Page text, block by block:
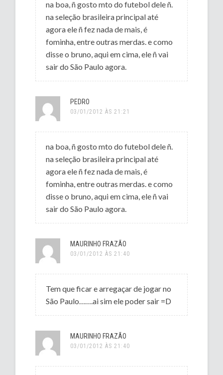
na boa, ñ gosto mto do futebol dele ñ.
na seleção brasileira principal até
agora ele ñ fez nada de mais, é
fominha, entre outras merdas. e como
disse o bruno, aqui em cima, ele ñ vai
sair do São Paulo agora.
PEDRO
03/01/2012 ÀS 21:21
na boa, ñ gosto mto do futebol dele ñ.
na seleção brasileira principal até
agora ele ñ fez nada de mais, é
fominha, entre outras merdas. e como
disse o bruno, aqui em cima, ele ñ vai
sair do São Paulo agora.
MAURINHO FRAZÃO
03/01/2012 ÀS 21:40
Tem que ficar e arregaçar de jogar no
São Paulo…….ai sim ele poder sair =D
MAURINHO FRAZÃO
03/01/2012 ÀS 21:40